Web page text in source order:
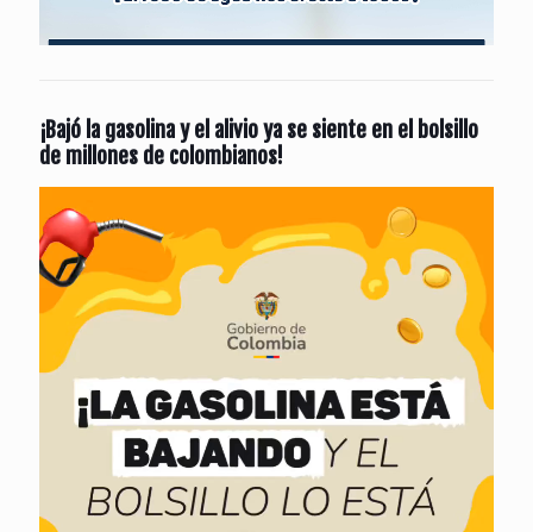
¡Bajó la gasolina y el alivio ya se siente en el bolsillo
de millones de colombianos!
de
vídeo